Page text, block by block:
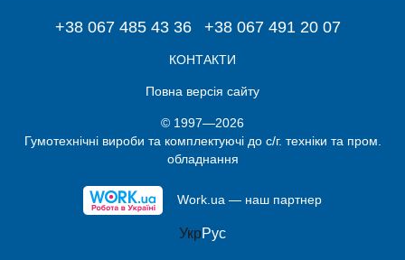
+38 067 485 43 36 +38 067 491 20 07
КОНТАКТИ
Повна версія сайту
© 1997—2026
Гумотехнічні вироби та комплектуючі до с/г. техніки та пром.
обладнання
Work.ua — наш партнер
УкрРус